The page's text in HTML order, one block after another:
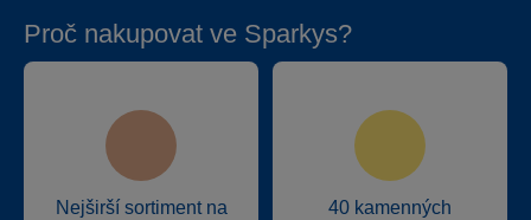
Proč nakupovat ve Sparkys?
Nejširší sortiment na
40 kamenných